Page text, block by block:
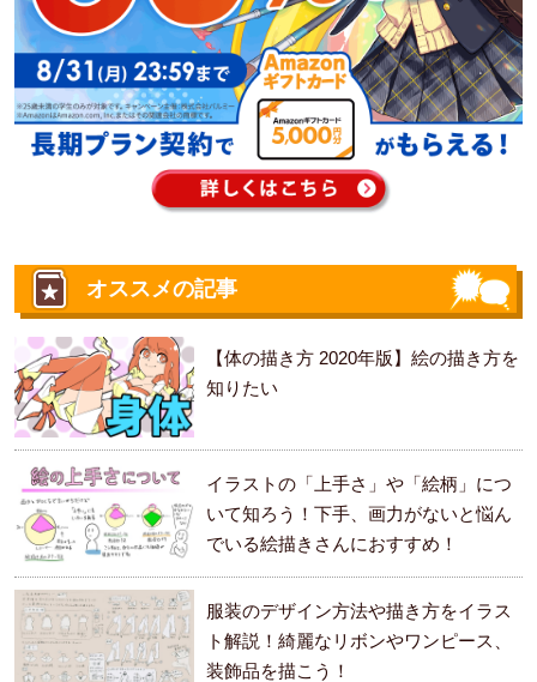
オススメの記事
【体の描き方 2020年版】絵の描き方を
知りたい
イラストの「上手さ」や「絵柄」につ
いて知ろう！下手、画力がないと悩ん
でいる絵描きさんにおすすめ！
服装のデザイン方法や描き方をイラス
ト解説！綺麗なリボンやワンピース、
装飾品を描こう！